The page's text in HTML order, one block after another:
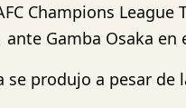
Champions
ante Gamba Osaka en
se produjo a pesar de